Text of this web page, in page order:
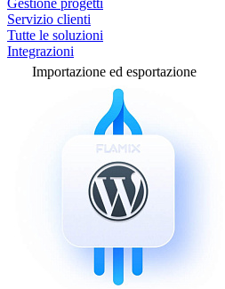
Gestione progetti
Servizio clienti
Tutte le soluzioni
Integrazioni
Importazione ed esportazione